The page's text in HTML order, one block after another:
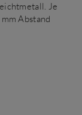
Je
Abstand